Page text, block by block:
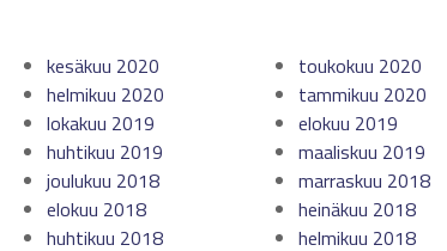
kesäkuu 2020
toukokuu 2020
helmikuu 2020
tammikuu 2020
lokakuu 2019
elokuu 2019
huhtikuu 2019
maaliskuu 2019
joulukuu 2018
marraskuu 2018
elokuu 2018
heinäkuu 2018
huhtikuu 2018
helmikuu 2018